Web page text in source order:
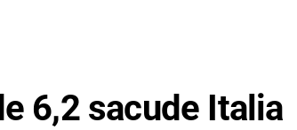
6,2 sacude Italia